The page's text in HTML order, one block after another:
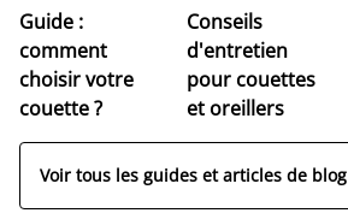
Guide :
comment
choisir votre
couette ?
Conseils
d'entretien
pour couettes
et oreillers
Voir tous les guides et articles de blog